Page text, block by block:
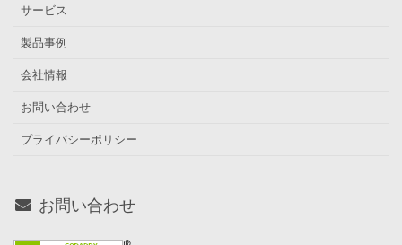
サービス
製品事例
会社情報
お問い合わせ
プライバシーポリシー
お問い合わせ